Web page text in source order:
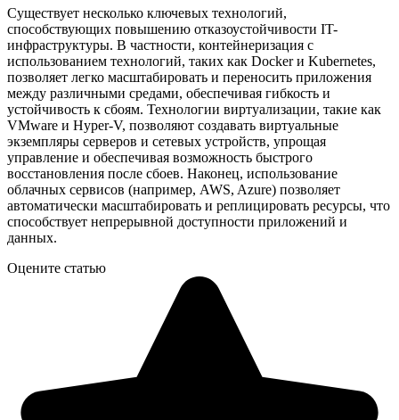
Существует несколько ключевых технологий,
способствующих повышению отказоустойчивости IT-
инфраструктуры. В частности, контейнеризация с
использованием технологий, таких как Docker и Kubernetes,
позволяет легко масштабировать и переносить приложения
между различными средами, обеспечивая гибкость и
устойчивость к сбоям. Технологии виртуализации, такие как
VMware и Hyper-V, позволяют создавать виртуальные
экземпляры серверов и сетевых устройств, упрощая
управление и обеспечивая возможность быстрого
восстановления после сбоев. Наконец, использование
облачных сервисов (например, AWS, Azure) позволяет
автоматически масштабировать и реплицировать ресурсы, что
способствует непрерывной доступности приложений и
данных.
Оцените статью